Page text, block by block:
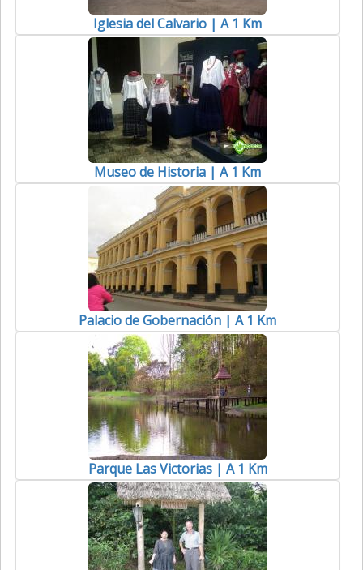
Iglesia del Calvario | A 1 Km
Museo de Historia | A 1 Km
Palacio de Gobernación | A 1 Km
Parque Las Victorias | A 1 Km